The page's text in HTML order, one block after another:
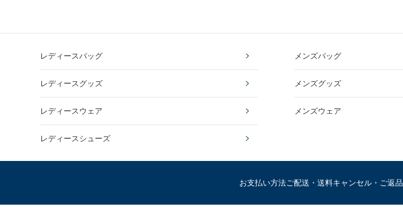
レディースバッグ
レディースグッズ
レディースウェア
レディースシューズ
メンズバッグ
メンズグッズ
メンズウェア
お支払い方法ご配送・送料キャンセル・ご返品